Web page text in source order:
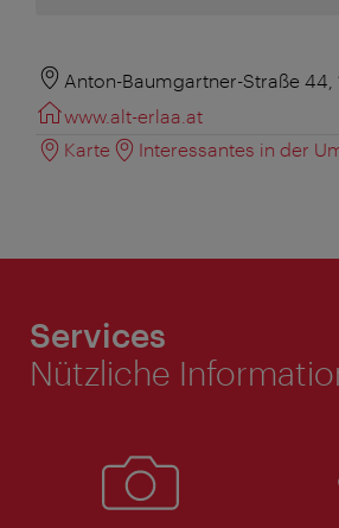
Anton-Baumgartner-Straße 44,
www.alt-erlaa.at
Karte
Interessantes in der
Services
Nützliche